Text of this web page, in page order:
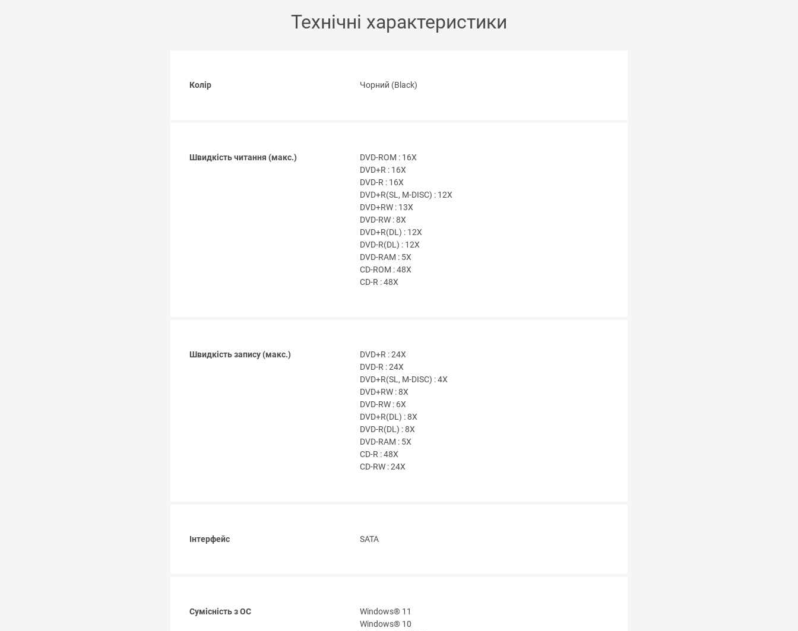
Технічні характеристики
Колір Чорний (Black)
Швидкість читання (макс.)
DVD-ROM : 16X
DVD+R : 16X
DVD-R : 16X
DVD+R(SL, M-DISC) : 12X
DVD+RW : 13X
DVD-RW : 8X
DVD+R(DL) : 12X
DVD-R(DL) : 12X
DVD-RAM : 5X
CD-ROM : 48X
CD-R : 48X
Швидкість запису (макс.)
DVD+R : 24X
DVD-R : 24X
DVD+R(SL, M-DISC) : 4X
DVD+RW : 8X
DVD-RW : 6X
DVD+R(DL) : 8X
DVD-R(DL) : 8X
DVD-RAM : 5X
CD-R : 48X
CD-RW : 24X
Інтерфейс SATA
Сумісність з ОС
Windows® 11
Windows® 10